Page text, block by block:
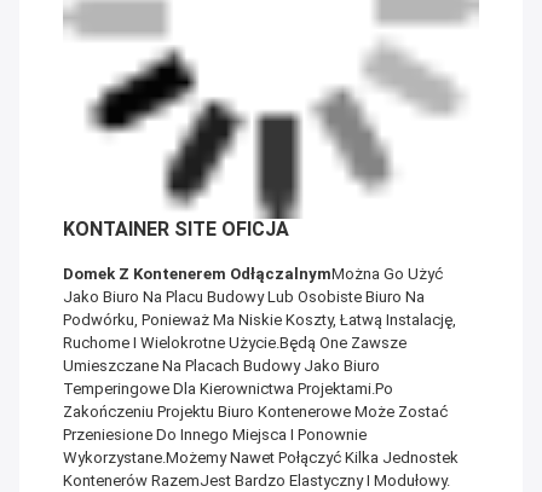
KONTAINER SITE OFICJA
Domek Z Kontenerem OdłączalnymMożna Go Użyć
Jako Biuro Na Placu Budowy Lub Osobiste Biuro Na
Podwórku, Ponieważ Ma Niskie Koszty, Łatwą Instalację,
Ruchome I Wielokrotne Użycie.Będą One Zawsze
Umieszczane Na Placach Budowy Jako Biuro
Temperingowe Dla Kierownictwa Projektami.Po
Zakończeniu Projektu Biuro Kontenerowe Może Zostać
Przeniesione Do Innego Miejsca I Ponownie
Wykorzystane.Możemy Nawet Połączyć Kilka Jednostek
Kontenerów RazemJest Bardzo Elastyczny I Modułowy.